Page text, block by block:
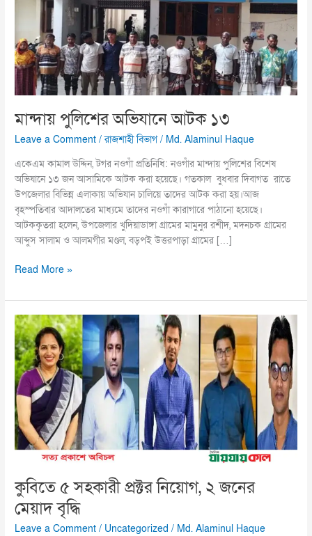
মান্দায় পুলিশের অভিযানে আটক ১৩
Leave a Comment /রাজশাহী বিভাগ/ Md. Alaminul Haque
একেএম কামাল উদ্দিন, টগর নওগাঁ প্রতিনিধি: নওগাঁর মান্দায় পুলিশের বিশেষ
অভিযানে ১৩ জন আসামিকে আটক করা হয়েছে। গতকাল বুধবার দিবাগত রাতে
উপজেলার বিভিন্ন এলাকায় অভিযান চালিয়ে তাদের আটক করা হয়।আজ
বৃহস্পতিবার আদালতের মাধ্যমে তাদের নওগাঁ কারাগারে পাঠানো হয়েছে।
আটককৃতরা হলেন, উপজেলার খুদিয়াডাঙ্গা গ্রামের মামুনুর রশীদ, মদনচক গ্রামের
আব্দুস সালাম ও আলমগীর মণ্ডল, বড়পই উত্তরপাড়া গ্রামের […]
Read More »
কুবিতে ৫ সহকারী প্রক্টর নিয়োগ, ২ জনের
মেয়াদ বৃদ্ধি
Leave a Comment / Uncategorized / Md. Alaminul Haque
কুবিতে
৫
সহকারী
প্রক্টর
নিয়োগ,
২
জনের
মেয়াদ
বৃদ্ধি